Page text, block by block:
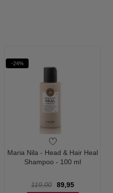
-24%
Maria Nila - Head & Hair Heal
Shampoo - 100 ml
119,00
89,95